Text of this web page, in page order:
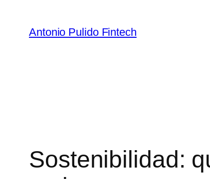
Antonio Pulido Fintech
Sostenibilidad: